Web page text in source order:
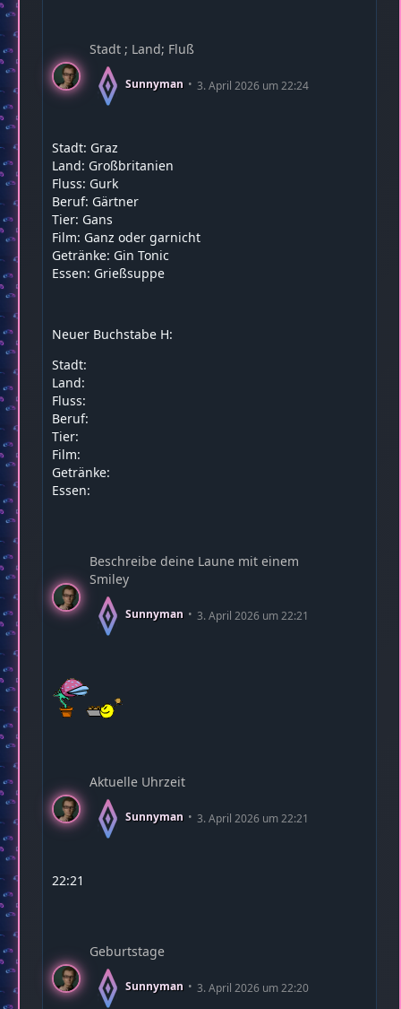
Stadt ; Land; Fluß
Sunnyman 3. April 2026 um 22:24
Stadt: Graz
Land: Großbritanien
Fluss: Gurk
Beruf: Gärtner
Tier: Gans
Film: Ganz oder garnicht
Getränke: Gin Tonic
Essen: Grießsuppe
Neuer Buchstabe H:
Stadt:
Land:
Fluss:
Beruf:
Tier:
Film:
Getränke:
Essen:
Beschreibe deine Laune mit einem
Smiley
Sunnyman 3. April 2026 um 22:21
Aktuelle Uhrzeit
Sunnyman 3. April 2026 um 22:21
22:21
Geburtstage
Sunnyman 3. April 2026 um 22:20